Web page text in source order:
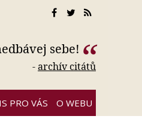
sebe!
-archív citátů
PRO VÁS O WEBU